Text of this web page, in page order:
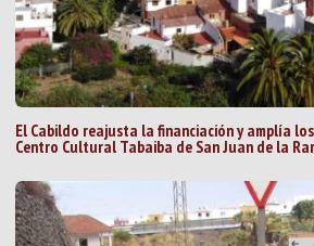
El Cabildo reajusta la financiación y amplía
Centro Cultural Tabaiba de San Juan de la